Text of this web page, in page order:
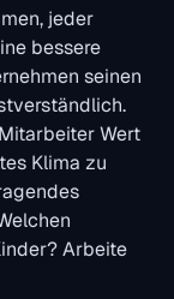
jeder
bessere
seinen
Wert
Klima zu
Arbeite